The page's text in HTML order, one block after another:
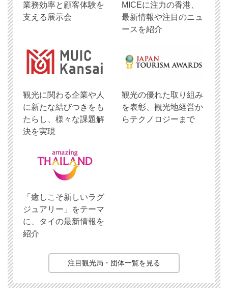
業務効率と顧客体験を
支える展示会
MICEに注力の香港、
最新情報や注目のニュ
ースを紹介
観光に関わる企業や人
に新たな結びつきをも
たらし、様々な課題解
決を実現
観光の優れた取り組み
を表彰、観光地経営か
らテクノロジーまで
「癒しこそ新しいラグ
ジュアリー」をテーマ
に、タイの最新情報を
紹介
注目観光局・団体一覧を見る